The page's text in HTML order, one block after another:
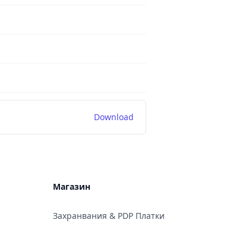
Download
Магазин
Захранвания & PDP Платки